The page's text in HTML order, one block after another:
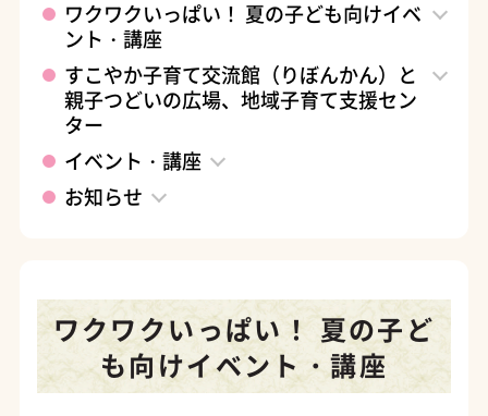
ワクワクいっぱい！ 夏の子ども向けイベ
ント・講座
すこやか子育て交流館（りぼんかん）と
親子つどいの広場、地域子育て支援セン
ター
イベント・講座
お知らせ
ワクワクいっぱい！ 夏の子ど
も向けイベント・講座